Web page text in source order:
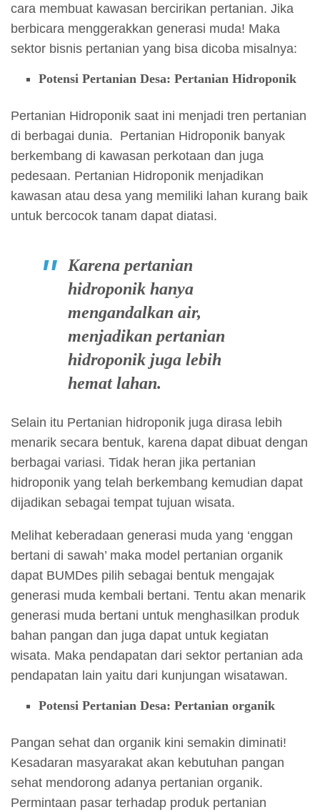
cara membuat kawasan bercirikan pertanian. Jika
berbicara menggerakkan generasi muda! Maka
sektor bisnis pertanian yang bisa dicoba misalnya:
Potensi Pertanian Desa: Pertanian Hidroponik
Pertanian Hidroponik saat ini menjadi tren pertanian
di berbagai dunia. Pertanian Hidroponik banyak
berkembang di kawasan perkotaan dan juga
pedesaan. Pertanian Hidroponik menjadikan
kawasan atau desa yang memiliki lahan kurang baik
untuk bercocok tanam dapat diatasi.
Karena pertanian
hidroponik hanya
mengandalkan air,
menjadikan pertanian
hidroponik juga lebih
hemat lahan.
Selain itu Pertanian hidroponik juga dirasa lebih
menarik secara bentuk, karena dapat dibuat dengan
berbagai variasi. Tidak heran jika pertanian
hidroponik yang telah berkembang kemudian dapat
dijadikan sebagai tempat tujuan wisata.
Melihat keberadaan generasi muda yang ‘enggan
bertani di sawah’ maka model pertanian organik
dapat BUMDes pilih sebagai bentuk mengajak
generasi muda kembali bertani. Tentu akan menarik
generasi muda bertani untuk menghasilkan produk
bahan pangan dan juga dapat untuk kegiatan
wisata. Maka pendapatan dari sektor pertanian ada
pendapatan lain yaitu dari kunjungan wisatawan.
Potensi Pertanian Desa: Pertanian organik
Pangan sehat dan organik kini semakin diminati!
Kesadaran masyarakat akan kebutuhan pangan
sehat mendorong adanya pertanian organik.
Permintaan pasar terhadap produk pertanian